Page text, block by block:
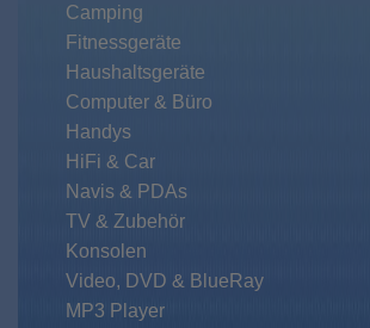
Camping
Fitnessgeräte
Haushaltsgeräte
Computer & Büro
Handys
HiFi & Car
Navis & PDAs
TV & Zubehör
Konsolen
Video, DVD & BlueRay
MP3 Player